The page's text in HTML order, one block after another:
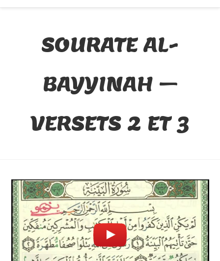
SOURATE AL-
BAYYINAH –
VERSETS 2 ET 3